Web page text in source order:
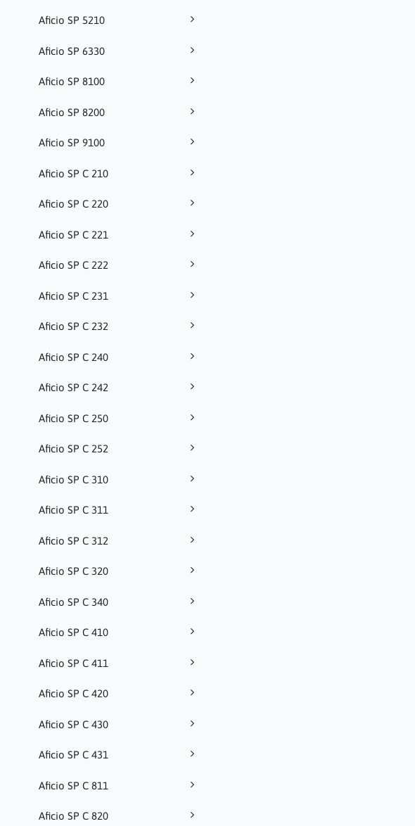
Aficio SP 5210
Aficio SP 6330
Aficio SP 8100
Aficio SP 8200
Aficio SP 9100
Aficio SP C 210
Aficio SP C 220
Aficio SP C 221
Aficio SP C 222
Aficio SP C 231
Aficio SP C 232
Aficio SP C 240
Aficio SP C 242
Aficio SP C 250
Aficio SP C 252
Aficio SP C 310
Aficio SP C 311
Aficio SP C 312
Aficio SP C 320
Aficio SP C 340
Aficio SP C 410
Aficio SP C 411
Aficio SP C 420
Aficio SP C 430
Aficio SP C 431
Aficio SP C 811
Aficio SP C 820